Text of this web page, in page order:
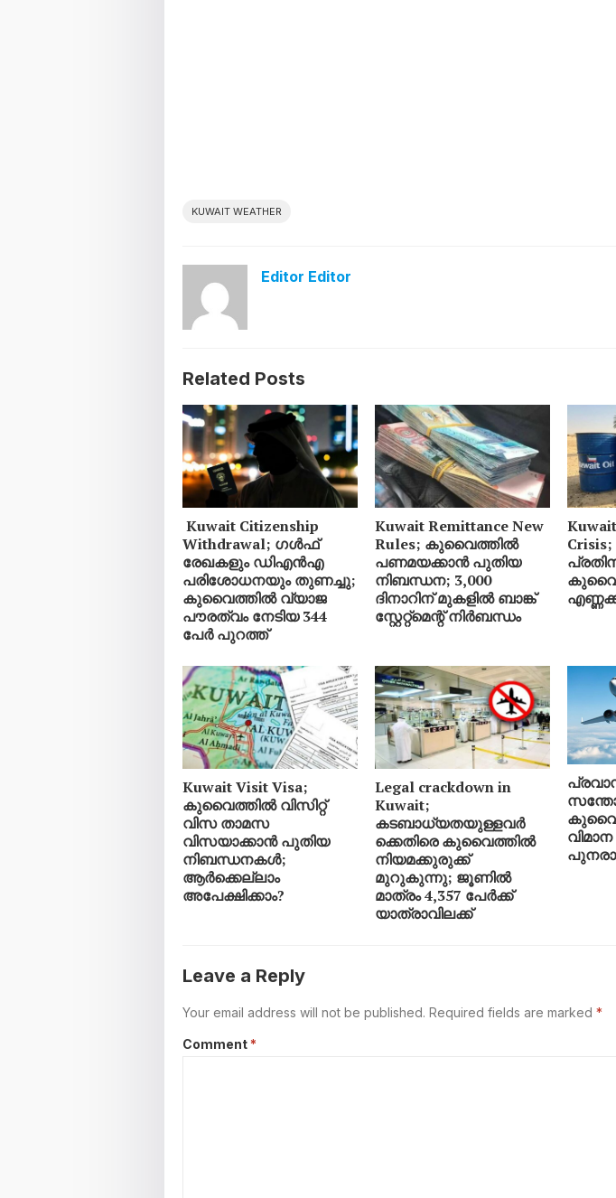
KUWAIT WEATHER
Editor Editor
Related Posts
Kuwait Citizenship
Withdrawal; ഗൾഫ്
രേഖകളും ഡിഎൻഎ
പരിശോധനയും തുണച്ചു;
കുവൈത്തിൽ വ്യാജ
പൗരത്വം നേടിയ 344
പേർ പുറത്ത്
Kuwait Remittance New
Rules; കുവൈത്തിൽ
പണമയക്കാൻ പുതിയ
നിബന്ധന; 3,000
ദിനാറിന് മുകളിൽ ബാങ്ക്
സ്റ്റേറ്റ്‌മെന്റ് നിർബന്ധം
Kuwait Visit Visa;
കുവൈത്തിൽ വിസിറ്റ്
വിസ താമസ
വിസയാക്കാൻ പുതിയ
നിബന്ധനകൾ;
ആർക്കെല്ലാം
അപേക്ഷിക്കാം?
Legal crackdown in
Kuwait;
കടബാധ്യതയുള്ളവർ
ക്കെതിരെ കുവൈത്തിൽ
നിയമക്കുരുക്ക്
മുറുകുന്നു; ജൂണിൽ
മാത്രം 4,357 പേർക്ക്
യാത്രാവിലക്ക്
Leave a Reply
Your email address will not be published. Required fields are marked *
Comment *